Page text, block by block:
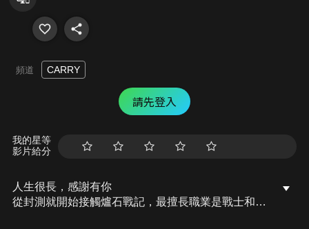
頻道 CARRY
請先登入
我的星等
影片給分
人生很長，感謝有你
從封測就開始接觸爐石戰記，最擅長職業是戰士和牧